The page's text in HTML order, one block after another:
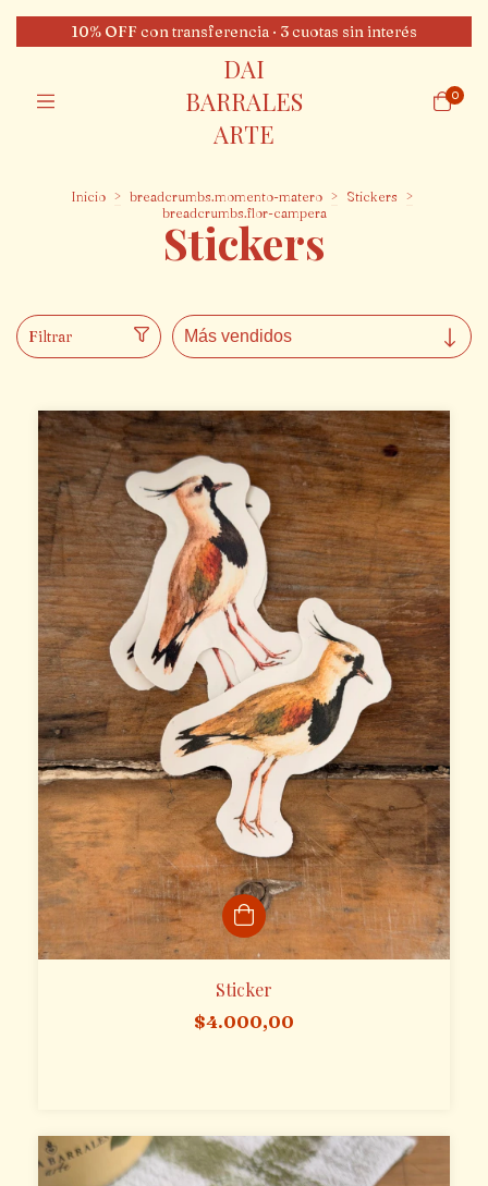
10% OFF con transferencia · 3 cuotas sin interés
DAI
BARRALES
ARTE
0
Inicio > breadcrumbs.momento-matero > Stickers >
breadcrumbs.flor-campera
Stickers
Filtrar
Sticker
$4.000,00